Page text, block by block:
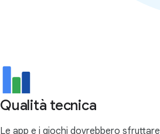
Qualità tecnica
Le app e i giochi dovrebbero sfruttare